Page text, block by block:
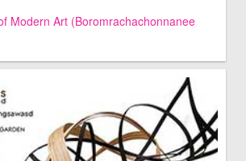
Modern Art (Boromrachachonnanee